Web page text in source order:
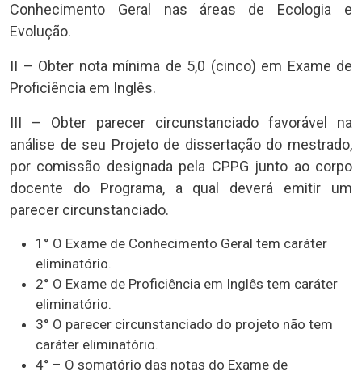
Conhecimento Geral nas áreas de Ecologia e
Evolução.
II – Obter nota mínima de 5,0 (cinco) em Exame de
Proficiência em Inglês.
III – Obter parecer circunstanciado favorável na
análise de seu Projeto de dissertação do mestrado,
por comissão designada pela CPPG junto ao corpo
docente do Programa, a qual deverá emitir um
parecer circunstanciado.
1° O Exame de Conhecimento Geral tem caráter
eliminatório.
2° O Exame de Proficiência em Inglês tem caráter
eliminatório.
3° O parecer circunstanciado do projeto não tem
caráter eliminatório.
4° – O somatório das notas do Exame de